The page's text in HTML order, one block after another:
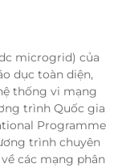
microgrid) của
dục toàn diện,
thống vi mạng
trình Quốc gia
Programme
trình chuyên
các mạng phân